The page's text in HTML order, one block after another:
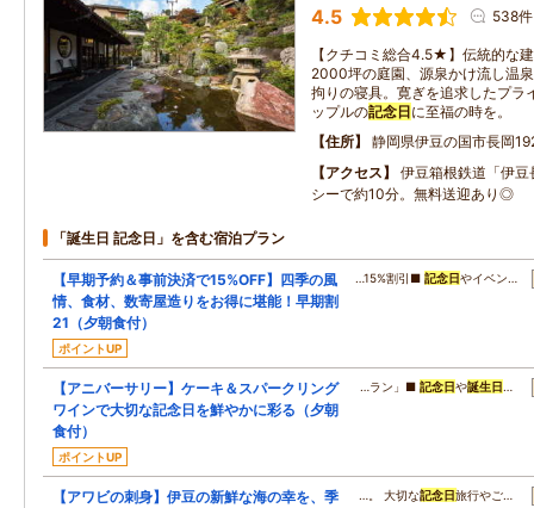
4.5 538件
【クチコミ総合4.5★】伝統的な
2000坪の庭園、源泉かけ流し温
拘りの寝具。寛ぎを追求したプラ
ップルの記念日に至福の時を。
住所
静岡県伊豆の国市長岡
アクセス
伊豆箱根鉄道「伊
シーで約10分。無料送迎あり◎
「誕生日 記念日」を含む宿泊プラン
【早期予約＆事前決済で15%OFF】四季の風
情、食材、数寄屋造りをお得に堪能！早期割
21（夕朝食付）
ポイントUP
…15%割引■ 記念日やイベン…
【アニバーサリー】ケーキ＆スパークリング
ワインで大切な記念日を鮮やかに彩る（夕朝
食付）
ポイントUP
…ラン」■ 記念日や誕生日 …
【アワビの刺身】伊豆の新鮮な海の幸を、季
…。 大切な記念日旅行やご…